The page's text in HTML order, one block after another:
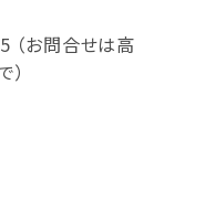
お問合せは高